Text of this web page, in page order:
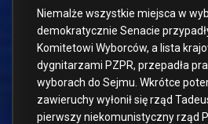
Niemalże wszystkie miejsca w
demokratycznie Senacie
Komitetowi Wyborców, a lista
dygnitarzami PZPR, przepadła
wyborach do Sejmu. Wkrótce
zawieruchy wyłonił się rząd
pierwszy niekomunistyczny rząd